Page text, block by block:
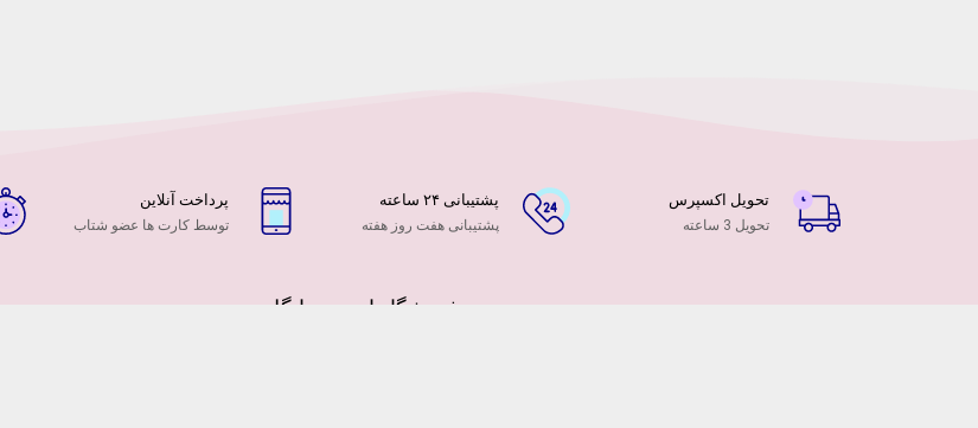
تحویل اکسپرس
تحویل 3 ساعته
پشتیبانی ۲۴ ساعته
پشتیبانی هفت روز هفته
پرداخت آنلاین
توسط کارت ها عضو شتاب
فروشگاه اینترنتی ایگل